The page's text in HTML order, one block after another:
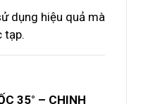
dụng hiệu quả mà
tạp.
35° – CHINH